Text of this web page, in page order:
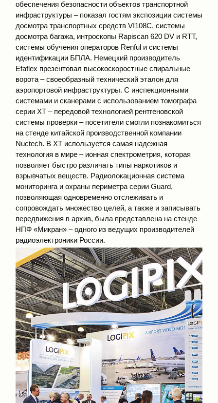
обеспечения безопасности объектов транспортной
инфраструктуры – показал гостям экспозиции системы
досмотра транспортных средств VI108С, системы
досмотра багажа, интроскопы Rapiscan 620 DV и RTT,
системы обучения операторов Renful и системы
идентификации БПЛА. Немецкий производитель
Efaflex презентовал высокоскоростные спиральные
ворота – своеобразный технический эталон для
аэропортовой инфраструктуры. С инспекционными
системами и сканерами с использованием томографа
серии ХТ – передовой технологией рентгеновской
системы проверки – посетители смогли познакомиться
на стенде китайской производственной компании
Nuctech. В XT используется самая надежная
технология в мире – ионная спектрометрия, которая
позволяет быстро различать типы наркотиков и
взрывчатых веществ. Радиолокационная система
мониторинга и охраны периметра серии Guard,
позволяющая одновременно отслеживать и
сопровождать множество целей, а также и записывать
передвижения в архив, была представлена на стенде
НПФ «Микран» – одного из ведущих производителей
радиоэлектроники России.